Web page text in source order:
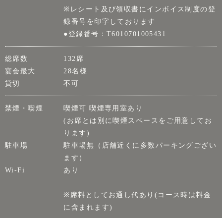
※レシート及び領収書にインボイス制度の登
録番号を印字しております
●登録番号：T6010701005431
総席数
132席
宴会最大
28名様
貸切
不可
禁煙・喫煙
喫煙可 喫煙専用室あり
(お席とは別に喫煙スペースをご用意してお
ります)
駐車場
駐車場無（店舗近くに多数パーキングござい
ます）
Wi-Fi
あり
※席料としてお通し代あり(コース時は料金
に含まれます)